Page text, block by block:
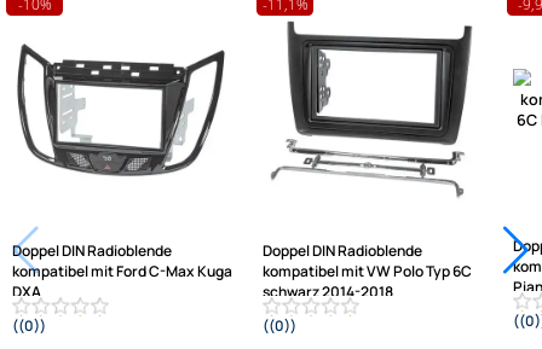
Ähnliche Produkte anzeigen
Frage zum Artikel stellen
Jetzt auf Rechnung kaufen
Varianten: Radioblende
-10% -11,1%